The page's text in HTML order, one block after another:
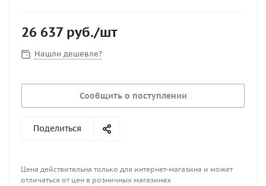
В состав изделия входят:два комплекта хомутов для
внутренней электропроводкой и подключенным
Характеристики
Габариты 1550х1140
Материал Нерж. сталь
26 637 руб./шт
Нашли дешевле?
Сообщить о поступлении
Поделиться
Цена действительна только для интернет-магазина и может
отличаться от цен в розничных магазинах